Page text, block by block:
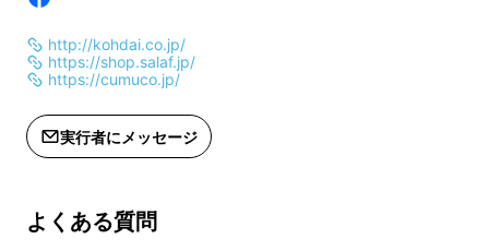
http://kohdai.co.jp/
https://shop.salaf.jp/
https://cumuco.jp/
実行者にメッセージ
よくある質問